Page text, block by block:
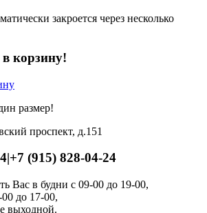
закроется через несколько
корзину!
размер!
проспект, д.151
|+7 (915) 828-04-24
Вас в будни с 09-00 до 19-00,
до 17-00,
выходной.